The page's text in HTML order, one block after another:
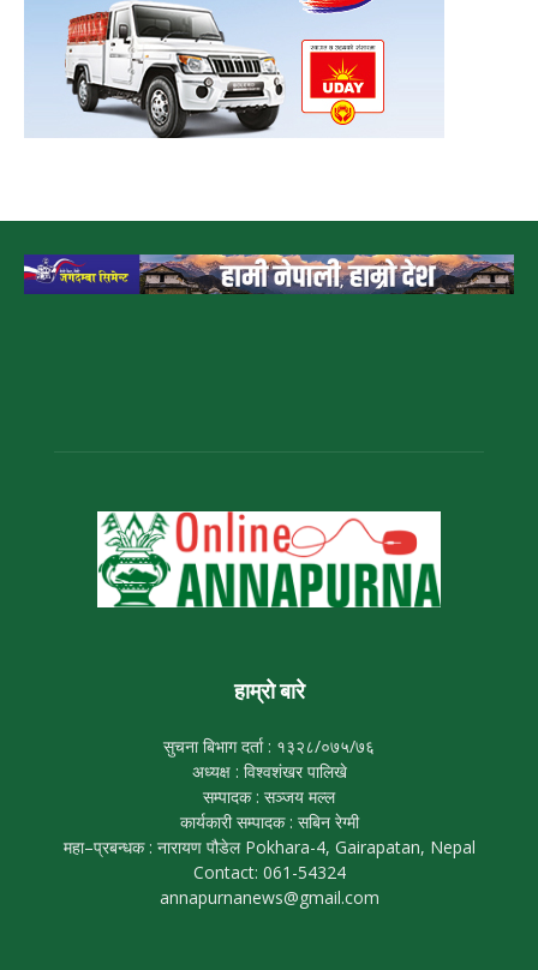
हाम्रो बारे
सुचना बिभाग दर्ता : १३२८/०७५/७६
अध्यक्ष : विश्वशंखर पालिखे
सम्पादक : सञ्जय मल्ल
कार्यकारी सम्पादक : सबिन रेग्मी
महा–प्रबन्धक : नारायण पौडेल Pokhara-4, Gairapatan, Nepal
Contact: 061-54324
annapurnanews@gmail.com